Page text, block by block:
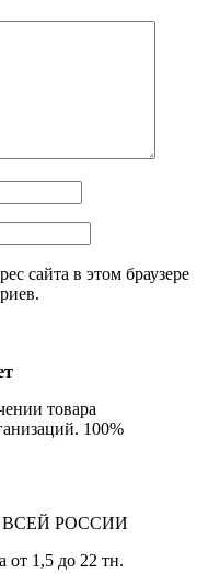
сайта в этом браузере
товара
100%
РОССИИ
от 1,5 до 22 тн.